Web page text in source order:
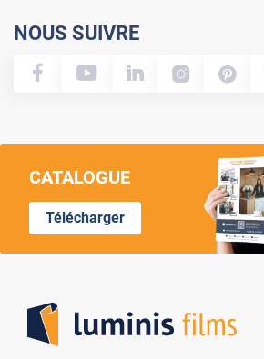
NOUS SUIVRE
CATALOGUE
Télécharger